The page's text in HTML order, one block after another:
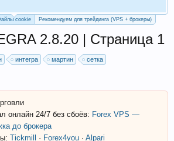
cookie Рекомендуем для трейдинга (VPS + брокеры)
2.8.20 | Страница 1
интегра мартин сетка
онлайн 24/7 без сбоёв: Forex VPS —
до брокера
Tickmill · Forex4you · Alpari